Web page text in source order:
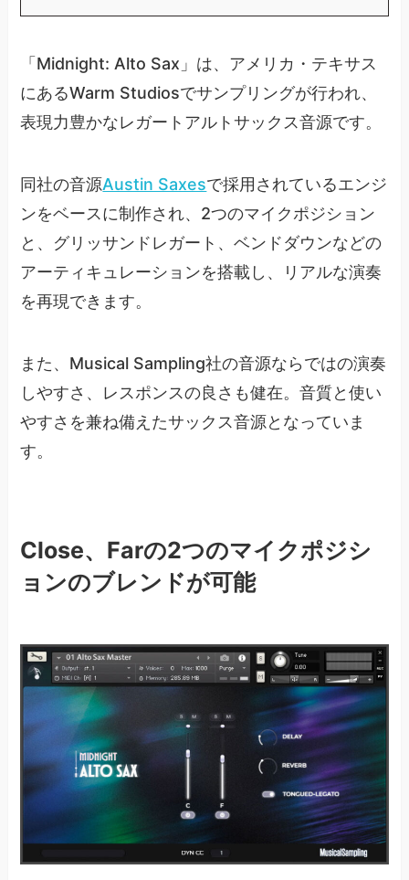
「Midnight: Alto Sax」は、アメリカ・テキサス
にあるWarm Studiosでサンプリングが行われ、
表現力豊かなレガートアルトサックス音源です。
同社の音源Austin Saxesで採用されているエンジ
ンをベースに制作され、2つのマイクポジション
と、グリッサンドレガート、ベンドダウンなどの
アーティキュレーションを搭載し、リアルな演奏
を再現できます。
また、Musical Sampling社の音源ならではの演奏
しやすさ、レスポンスの良さも健在。音質と使い
やすさを兼ね備えたサックス音源となっていま
す。
Close、Farの2つのマイクポジシ
ョンのブレンドが可能